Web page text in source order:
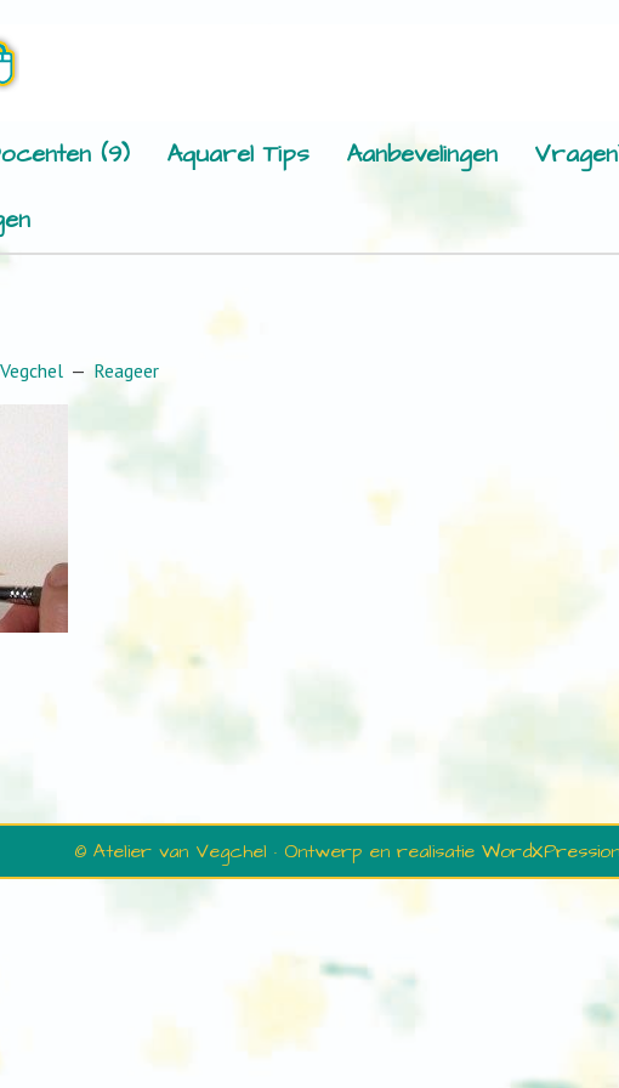
(9) Aquarel Tips Aanbevelingen
Reageer
© Atelier van Vegchel · Ontwerp en realisatie WordXPression